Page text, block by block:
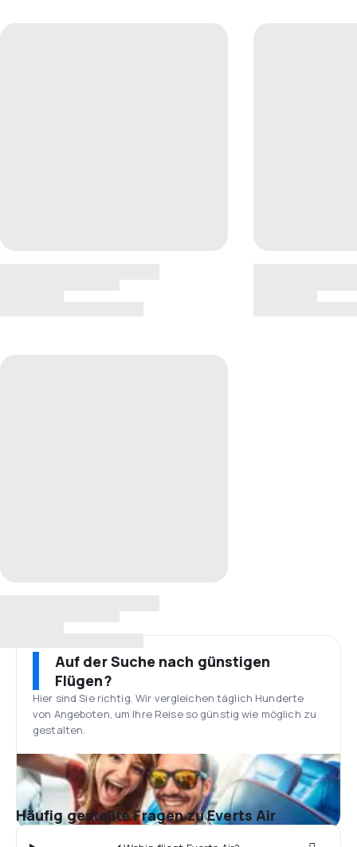
Auf der Suche nach günstigen
Flügen?
Hier sind Sie richtig. Wir vergleichen täglich Hunderte
von Angeboten, um Ihre Reise so günstig wie möglich zu
gestalten.
Häufig gestellte Fragen zu Everts Air